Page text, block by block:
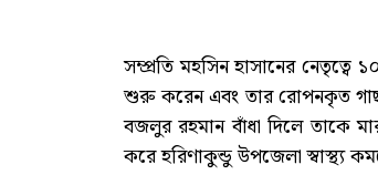
সম্প্রতি মহসিন হাসানের
শুরু করেন এবং তার রোপনকৃত
বজলুর রহমান বাঁধা দিলে তাকে
করে হরিণাকুন্ডু উপজেলা স্বাস্থ্য